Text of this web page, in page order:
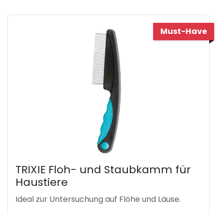
Must-Have
TRIXIE Floh- und Staubkamm für
Haustiere
Ideal zur Untersuchung auf Flöhe und Läuse.